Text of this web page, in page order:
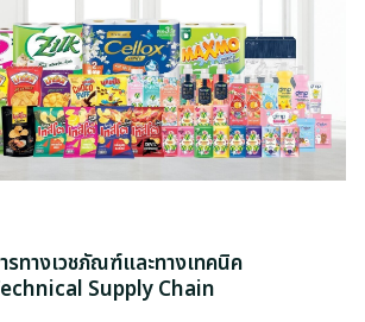
ทางเวชภัณฑ์และทางเทคนิค
Supply Chain